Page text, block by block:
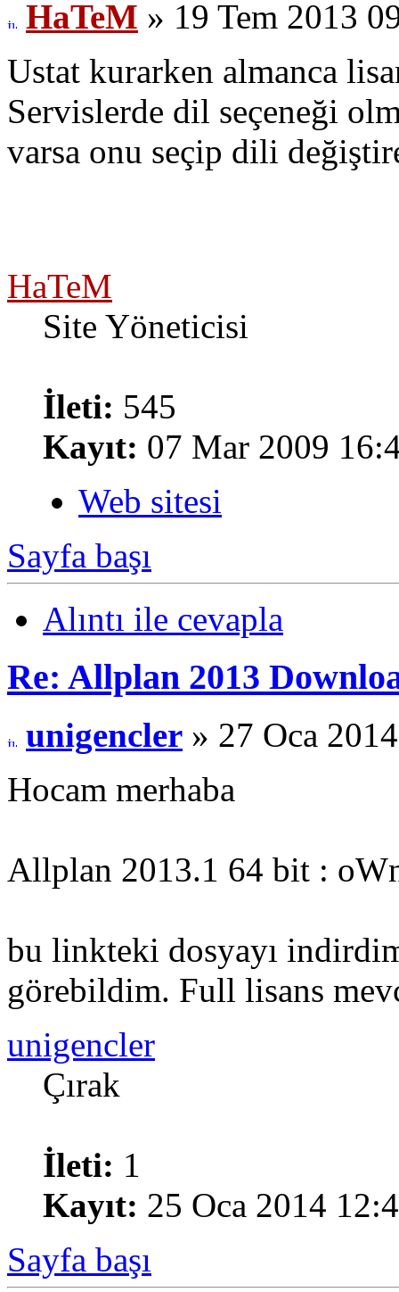
HaTeM » 19 Tem 2013
Ustat kurarken almanca
Servislerde dil seçeneği
varsa onu seçip dili
HaTeM
Site Yöneticisi
İleti: 545
Kayıt: 07 Mar 2009
Web sitesi
Sayfa başı
Alıntı ile cevapla
Re: Allplan 2013
unigencler » 27 Oca
Hocam merhaba
Allplan 2013.1 64 bit :
bu linkteki dosyayı
görebildim. Full lisans
unigencler
Çırak
İleti: 1
Kayıt: 25 Oca 2014
Sayfa başı